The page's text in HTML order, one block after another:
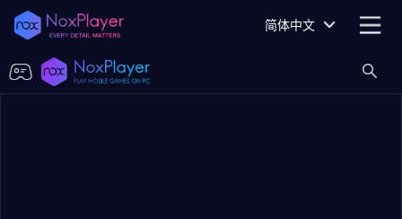
简体中文